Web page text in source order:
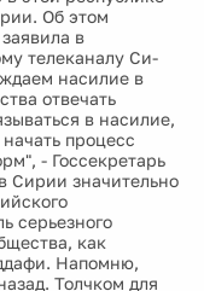
Об этом
в
телеканалу Си-
насилие в
отвечать
в насилие,
процесс
- Госсекретарь
Сирии значительно
серьезного
как
Напомню,
Толчком для